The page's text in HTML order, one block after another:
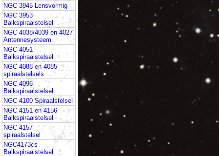
NGC 3945 Lensvormig
NGC 3953
Balkspiraalstelsel
NGC 4038/4039 en 4027
Antennesysteem
NGC 4051-
Balkspiraalstelsel
NGC 4088 en 4085
spiraalstelsels
NGC 4096
Balkspiraalstelsel
NGC 4100 Spiraalstelsel
NGC 4151 en 4156
Balkspiraalstelsel
NGC 4157 -
spiraalstelsel
NGC4173cs
Balkspiraalstelsel